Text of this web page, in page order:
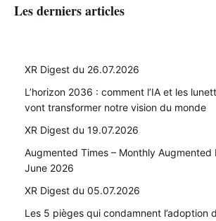
Les derniers articles
XR Digest du 26.07.2026
L’horizon 2036 : comment l’IA et les
vont transformer notre vision du monde
XR Digest du 19.07.2026
Augmented Times – Monthly Augmented
June 2026
XR Digest du 05.07.2026
Les 5 pièges qui condamnent l’adoption